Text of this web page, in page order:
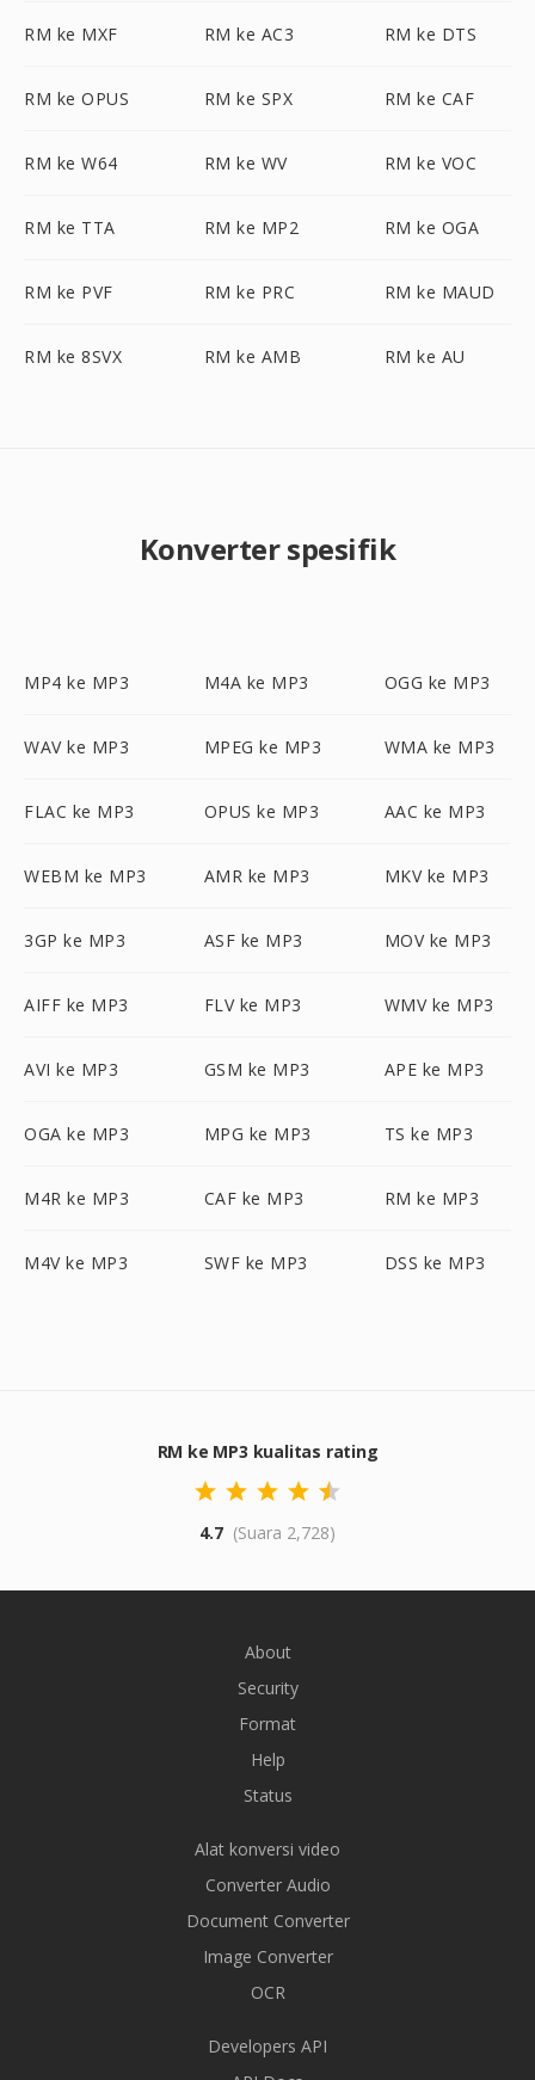
RM ke MXF RM ke AC3 RM ke DTS
RM ke OPUS RM ke SPX RM ke CAF
RM ke W64 RM ke WV RM ke VOC
RM ke TTA RM ke MP2 RM ke OGA
RM ke PVF RM ke PRC RM ke MAUD
RM ke 8SVX RM ke AMB RM ke AU
Konverter spesifik
MP4 ke MP3 M4A ke MP3 OGG ke MP3
WAV ke MP3 MPEG ke MP3 WMA ke MP3
FLAC ke MP3 OPUS ke MP3 AAC ke MP3
WEBM ke MP3 AMR ke MP3 MKV ke MP3
3GP ke MP3 ASF ke MP3 MOV ke MP3
AIFF ke MP3 FLV ke MP3 WMV ke MP3
AVI ke MP3 GSM ke MP3 APE ke MP3
OGA ke MP3 MPG ke MP3 TS ke MP3
M4R ke MP3 CAF ke MP3 RM ke MP3
M4V ke MP3 SWF ke MP3 DSS ke MP3
RM ke MP3 kualitas rating
4.7 (Suara 2,728)
About
Security
Format
Help
Status
Alat konversi video
Converter Audio
Document Converter
Image Converter
OCR
Developers API